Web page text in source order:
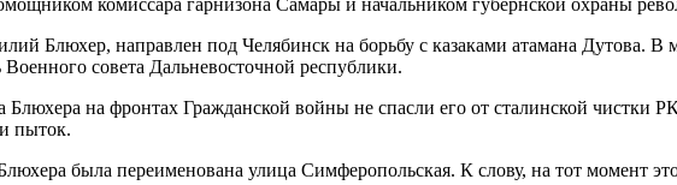
Блюхер, направлен под Челябинск на борьбу с казаками атамана
совета Дальневосточной республики.
на фронтах Гражданской войны не спасли его от сталинской чистки
пыток.
была переименована улица Симферопольская. К слову, на тот момент